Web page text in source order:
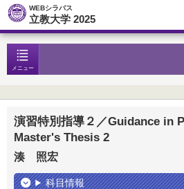
WEBシラバス
立教大学 2025
メニュー
演習特別指導２／Guidance in
Master's Thesis 2
湊 照宏
科目情報